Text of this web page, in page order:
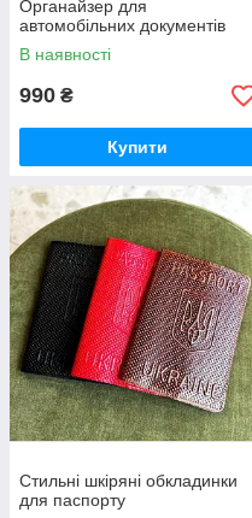
Органайзер для
автомобільних документів
В наявності
990 ₴
Купити
Стильні шкіряні обкладинки
для паспорту